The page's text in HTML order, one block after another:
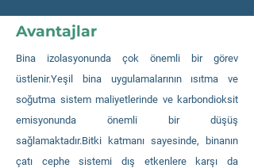
Avantajlar
Bina izolasyonunda çok önemli bir görev
üstlenir.Yeşil bina uygulamalarının ısıtma ve
soğutma sistem maliyetlerinde ve karbondioksit
emisyonunda önemli bir düşüş
sağlamaktadır.Bitki katmanı sayesinde, binanın
çatı cephe sistemi dış etkenlere karşı da